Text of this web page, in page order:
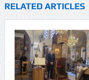
RELATED ARTICLES